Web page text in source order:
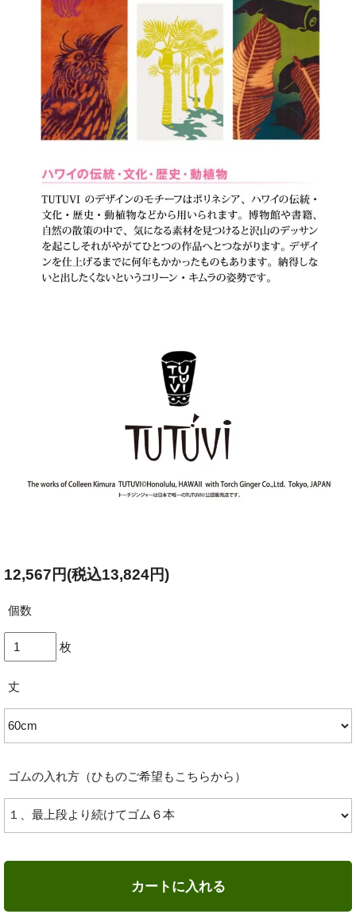
12,567円(税込13,824円)
個数
枚
丈
ゴムの入れ方（ひものご希望もこちらから）
カートに入れる